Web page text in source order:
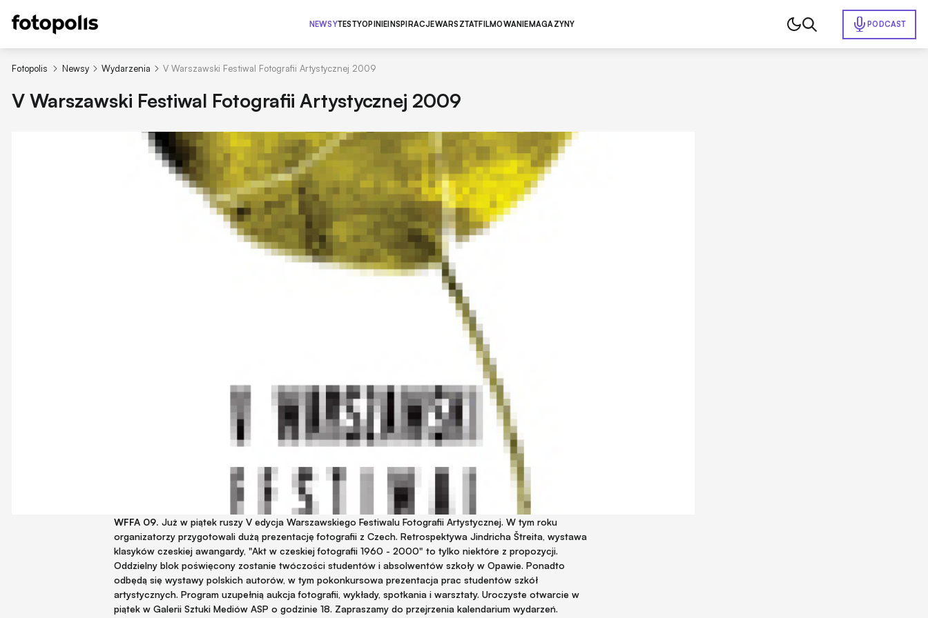
NEWSYTESTYOPINIEINSPIRACJEWARSZTATFILMOWANIEMAGAZYNY PODCAST
Fotopolis Newsy Wydarzenia V Warszawski Festiwal Fotografii Artystycznej 2009
V Warszawski Festiwal Fotografii Artystycznej 2009
WFFA 09. Już w piątek ruszy V edycja Warszawskiego Festiwalu Fotografii Artystycznej. W tym roku
organizatorzy przygotowali dużą prezentację fotografii z Czech. Retrospektywa Jindricha Štreita, wystawa
klasyków czeskiej awangardy, "Akt w czeskiej fotografii 1960 - 2000" to tylko niektóre z propozycji.
Oddzielny blok poświęcony zostanie twóczości studentów i absolwentów szkoły w Opawie. Ponadto
odbędą się wystawy polskich autorów, w tym pokonkursowa prezentacja prac studentów szkół
artystycznych. Program uzupełnią aukcja fotografii, wykłady, spotkania i warsztaty. Uroczyste otwarcie w
piątek w Galerii Sztuki Mediów ASP o godzinie 18. Zapraszamy do przejrzenia kalendarium wydarzeń.